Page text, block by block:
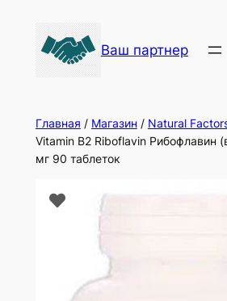
Ваш партнер
Главная / Магазин / Natural
Vitamin B2 Riboflavin Рибофлавин
мг 90 таблеток